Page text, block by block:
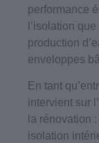
performance
l’isolation
production
enveloppes
En tant
intervient sur
la rénovation
isolation